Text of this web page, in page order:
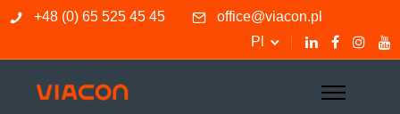
+48 (0) 65 525 45 45
office@viacon.pl
Pl